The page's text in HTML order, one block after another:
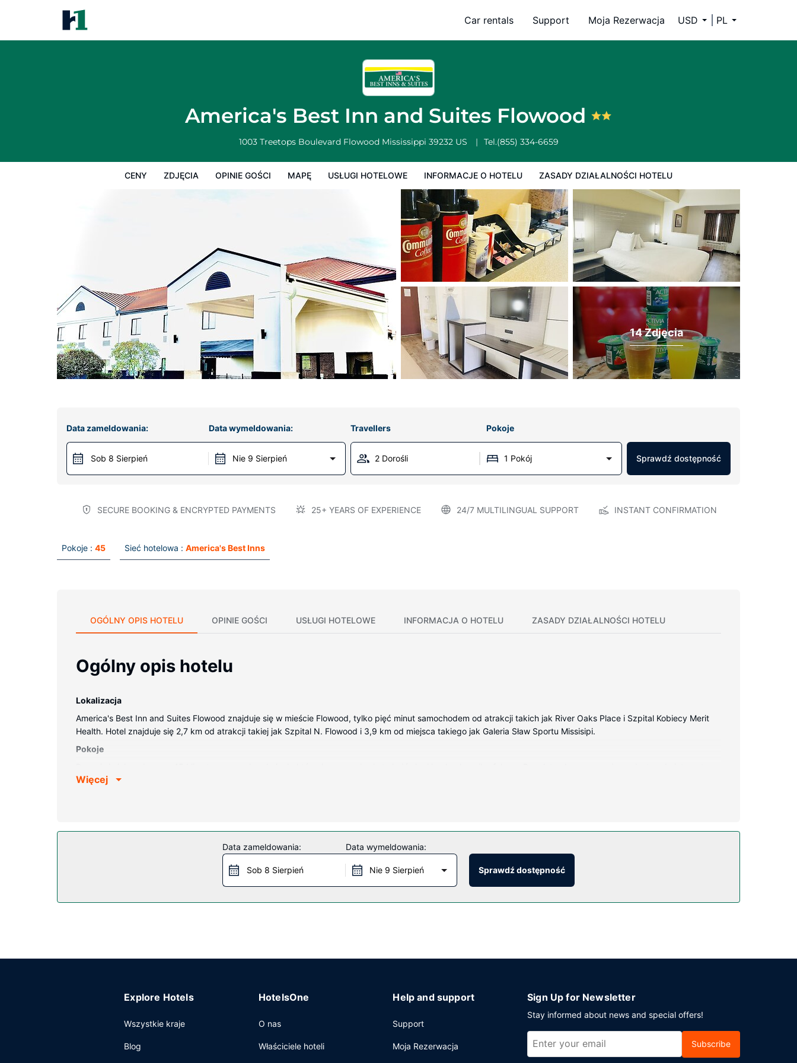
Car rentals Support Moja Rezerwacja USD PL
America's Best Inn and Suites Flowood
1003 Treetops Boulevard Flowood Mississippi 39232 US Tel.(855) 334-6659
CENY ZDJĘCIA OPINIE GOŚCI MAPĘ USŁUGI HOTELOWE INFORMACJE O HOTELU ZASADY DZIAŁALNOŚCI HOTELU
Zasady działalności hotelu
14 Zdjęcia
Data zameldowania:
Sob 8 Sierpień
Data wymeldowania:
Nie 9 Sierpień
Travellers Pokoje
2 Dorośli 1 Pokój Sprawdź dostępność
SECURE BOOKING & ENCRYPTED PAYMENTS 25+ YEARS OF EXPERIENCE 24/7 MULTILINGUAL SUPPORT INSTANT CONFIRMATION
Pokoje : 45 Sieć hotelowa : America's Best Inns
OGÓLNY OPIS HOTELU OPINIE GOŚCI USŁUGI HOTELOWE INFORMACJA O HOTELU ZASADY DZIAŁALNOŚCI HOTELU
Ogólny opis hotelu
Lokalizacja
America's Best Inn and Suites Flowood znajduje się w mieście Flowood, tylko pięć minut samochodem od atrakcji takich jak River Oaks Place i Szpital Kobiecy Merit
Health. Hotel znajduje się 2,7 km od atrakcji takiej jak Szpital N. Flowood i 3,9 km od miejsca takiego jak Galeria Sław Sportu Missisipi.
Pokoje
zapewni łączność ze światem, a telewizja kablowa — rozrywkę. Prywatna łazienka — wyposażenie: wanna połączona z prysznicem, bezpłatne przybory toaletowe i
Hotel oferuje bezpłatne śniadanie kontynentalne codziennie od 6 do 8:30.
Więcej
Data zameldowania:
Sob 8 Sierpień
Data wymeldowania:
Nie 9 Sierpień Sprawdź dostępność
Explore Hotels
Wszystkie kraje
Blog
HotelsOne
O nas
Właściciele hoteli
Help and support
Support
Moja Rezerwacja
Sign Up for Newsletter
Stay informed about news and special offers!
Subscribe